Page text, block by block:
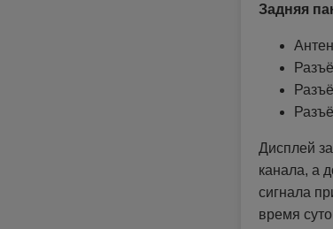
Задняя
Дисплей
канала, а
сигнала
время